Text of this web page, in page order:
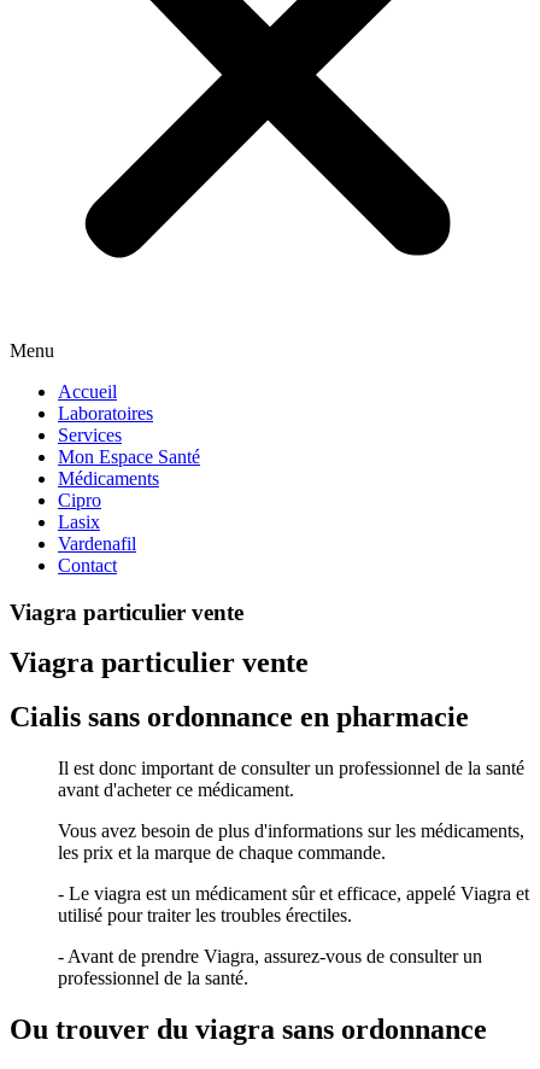
Menu
Accueil
Laboratoires
Services
Mon Espace Santé
Médicaments
Cipro
Lasix
Vardenafil
Contact
Viagra particulier vente
Viagra particulier vente
Cialis sans ordonnance en pharmacie
Il est donc important de consulter un professionnel de la santé
avant d'acheter ce médicament.
Vous avez besoin de plus d'informations sur les médicaments,
les prix et la marque de chaque commande.
- Le viagra est un médicament sûr et efficace, appelé Viagra et
utilisé pour traiter les troubles érectiles.
- Avant de prendre Viagra, assurez-vous de consulter un
professionnel de la santé.
Ou trouver du viagra sans ordonnance